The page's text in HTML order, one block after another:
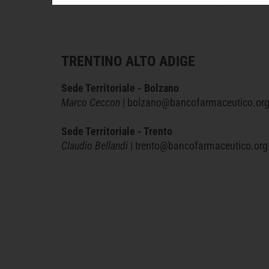
TRENTINO ALTO ADIGE
Sede Territoriale - Bolzano
Marco Ceccon | bolzano@bancofarmaceutico.org
Sede Territoriale - Trento
Claudio Bellandi | trento@bancofarmaceutico.org